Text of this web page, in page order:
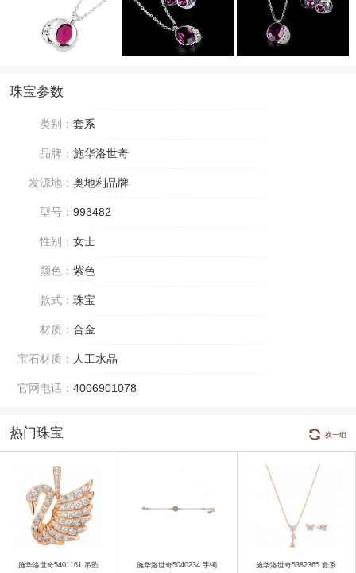
珠宝参数
类别： 套系
品牌： 施华洛世奇
发源地： 奥地利品牌
型号： 993482
性别： 女士
颜色： 紫色
款式： 珠宝
材质： 合金
宝石材质： 人工水晶
官网电话： 4006901078
热门珠宝 换一组
施华洛世奇5401161 吊坠 施华洛世奇5040234 手镯 施华洛世奇5382365 套系